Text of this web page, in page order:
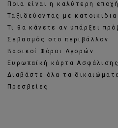
Ποια είναι η καλύτερη
Ταξιδεύοντας με κατοικίδια
Τι θα κάνετε αν υπάρξει
Σεβασμός στο περιβάλλον
Βασικοί Φόροι Αγορών
Ευρωπαϊκή κάρτα Ασφάλισης
Διαβάστε όλα τα
Πρεσβείες